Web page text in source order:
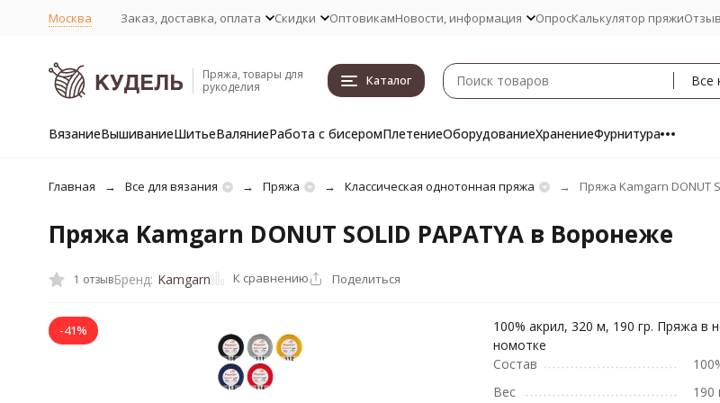
Москва Заказ, доставка, оплата Скидки ОптовикамНовости, информация ОпросКалькулятор пряжи
Пряжа, товары для
рукоделия
Каталог Все
ВязаниеВышиваниеШитьеВаляниеРабота с бисеромПлетениеОборудованиеХранениеФурнитура
Главная Все для вязания Пряжа Классическая однотонная пряжа Пряжа Kamgarn DONUT
Пряжа Kamgarn DONUT SOLID PAPATYA в Воронеже
1 отзывБренд: Kamgarn К сравнению Поделиться
-41%
100% акрил, 320 м, 190 гр. Пряжа в
номотке
Состав
Вес
190